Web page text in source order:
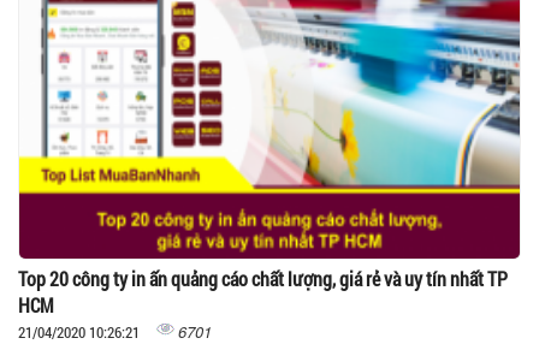
Top 20 công ty in ấn quảng cáo chất lượng, giá rẻ và uy tín nhất TP
HCM
21/04/2020 10:26:21 6701